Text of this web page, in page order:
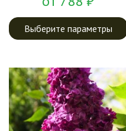
Выберите параметры